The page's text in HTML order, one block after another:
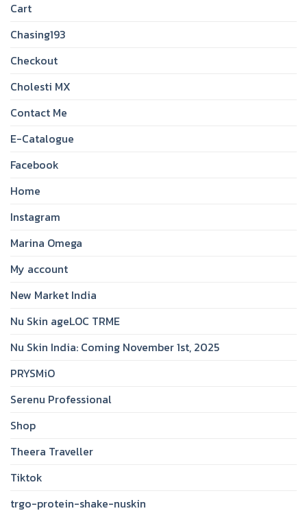
Cart
Chasing193
Checkout
Cholesti MX
Contact Me
E-Catalogue
Facebook
Home
Instagram
Marina Omega
My account
New Market India
Nu Skin ageLOC TRME
Nu Skin India: Coming November 1st, 2025
PRYSMiO
Serenu Professional
Shop
Theera Traveller
Tiktok
trgo-protein-shake-nuskin